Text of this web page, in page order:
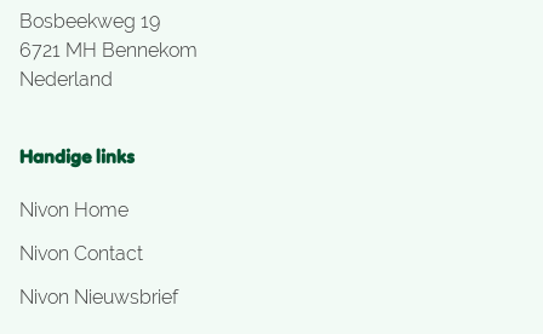
Bosbeekweg 19
6721 MH Bennekom
Nederland
Handige links
Nivon Home
Nivon Contact
Nivon Nieuwsbrief